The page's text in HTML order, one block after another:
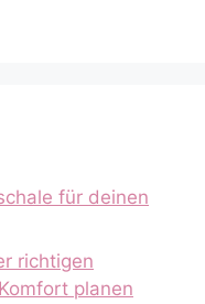
für deinen
richtigen
planen